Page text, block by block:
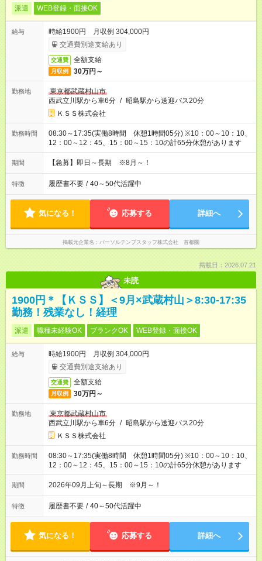
派遣 WEB登録・面接OK
給与
時給1900円 月収例 304,000円
交通費別途支給あり
交通費 全額支給
月収例 30万円～
勤務地
東京都武蔵村山市
西武立川駅から車6分 / 昭島駅から送迎バス20分
ＫＳＳ株式会社
勤務時間
08:30～17:35(実働8時間 休憩1時間05分) ※10：00～10：10、
12：00～12：45、15：00～15：10の計65分休憩があります
期間 【急募】即日～長期 ※8月～！
特徴 履歴書不要 / 40～50代活躍中
気になる！ 応募する 詳細へ
掲載元企業名 パーソルテンプスタッフ株式会社 首都圏
掲載日：2026.07.21
未読
1900円＊【ＫＳＳ】＜9月×武蔵村山＞8:30-17:35
勤務！残業なし！経理
派遣 職種未経験OK ブランクOK WEB登録・面接OK
給与
時給1900円 月収例 304,000円
交通費別途支給あり
交通費 全額支給
月収例 30万円～
勤務地
東京都武蔵村山市
西武立川駅から車6分 / 昭島駅から送迎バス20分
ＫＳＳ株式会社
勤務時間
08:30～17:35(実働8時間 休憩1時間05分) ※10：00～10：10、
12：00～12：45、15：00～15：10の計65分休憩があります
期間 2026年09月上旬～長期 ※9月～！
特徴 履歴書不要 / 40～50代活躍中
気になる！ 応募する 詳細へ